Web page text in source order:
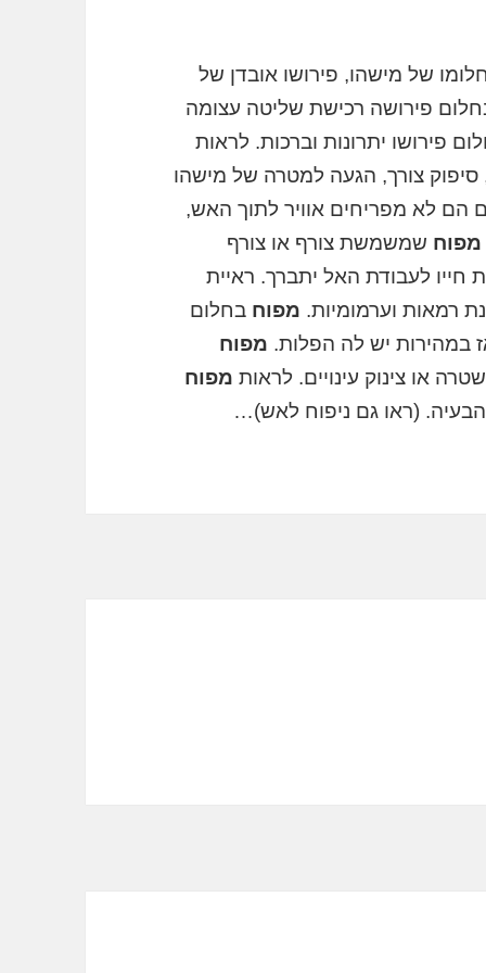
של מישהו, פירושו אובדן של
פירושה רכישת שליטה עצומה
פירושו יתרונות וברכות. לראות
צורך, הגעה למטרה של מישהו
הם לא מפריחים אוויר לתוך האש,
מפוח שמשמשת צורף או צורף
חייו לעבודת האל יתברך. ראיית
רמאות וערמומיות. מפוח בחלום
במהירות יש לה הפלות. מפוח
או צינוק עינויים. לראות מפוח
(ראו גם ניפוח לאש)…